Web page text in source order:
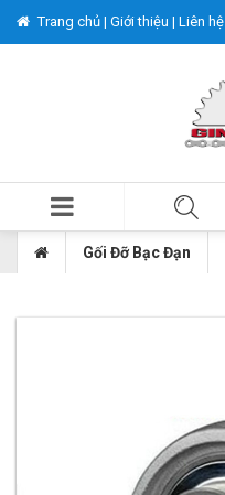
Trang chủ | Giới thiệu | Liên hệ
Gối Đỡ Bạc Đạn